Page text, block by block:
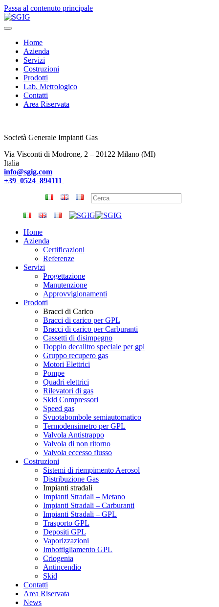
Passa al contenuto principale
Home
Azienda
Servizi
Costruzioni
Prodotti
Lab. Metrologico
Contatti
Area Riservata
Società Generale Impianti Gas
Via Visconti di Modrone, 2 – 20122 Milano (MI)
Italia
info@sgig.com
+39 0524 894111
Home
Azienda
Certificazioni
Referenze
Servizi
Progettazione
Manutenzione
Approvvigionamenti
Prodotti
Bracci di Carico
Bracci di carico per GPL
Bracci di carico per Carburanti
Cassetti di disimpegno
Doppio decalitro speciale per gpl
Gruppo recupero gas
Motori Elettrici
Pompe
Quadri elettrici
Rilevatori di gas
Skid Compressori
Speed gas
Svuotabombole semiautomatico
Termodensimetro per GPL
Valvola Antistrappo
Valvola di non ritorno
Valvola eccesso flusso
Costruzioni
Sistemi di riempimento Aerosol
Distribuzione Gas
Impianti stradali
Impianti Stradali – Metano
Impianti Stradali – Carburanti
Impianti Stradali – GPL
Trasporto GPL
Depositi GPL
Vaporizzazioni
Imbottigliamento GPL
Criogenia
Antincendio
Skid
Contatti
Area Riservata
News